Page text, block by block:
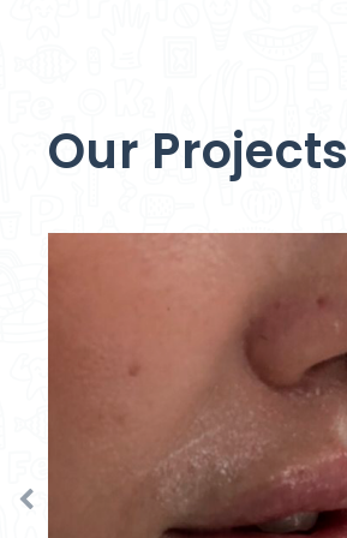
Our Projects